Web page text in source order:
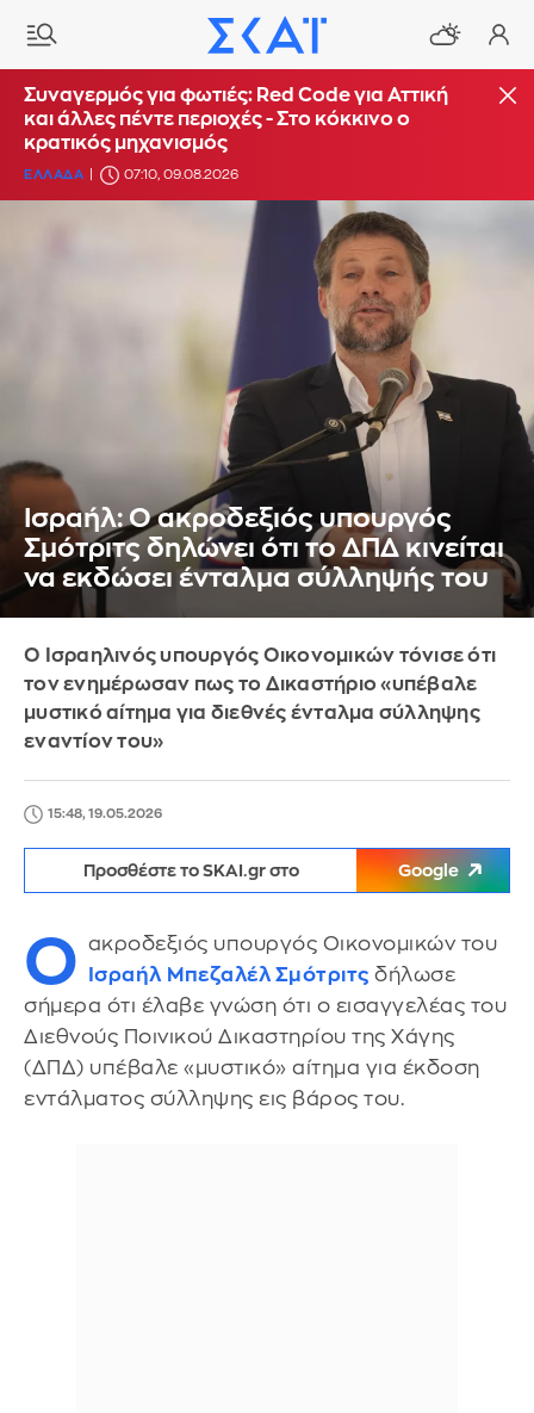
Συναγερμός για φωτιές: Red Code για Αττική
και άλλες πέντε περιοχές - Στο κόκκινο ο
κρατικός μηχανισμός
ΕΛΛΑΔΑ 07:10, 09.08.2026
Ισραήλ: Ο ακροδεξιός υπουργός
Σμότριτς δηλώνει ότι το ΔΠΔ κινείται
να εκδώσει ένταλμα σύλληψής του
Ο Ισραηλινός υπουργός Οικονομικών τόνισε ότι
τον ενημέρωσαν πως το Δικαστήριο «υπέβαλε
μυστικό αίτημα για διεθνές ένταλμα σύλληψης
εναντίον του»
15:48, 19.05.2026
Προσθέστε το SKAI.gr στο Google
Ο ακροδεξιός υπουργός Οικονομικών του
Ισραήλ Μπεζαλέλ Σμότριτς δήλωσε
σήμερα ότι έλαβε γνώση ότι ο εισαγγελέας του
Διεθνούς Ποινικού Δικαστηρίου της Χάγης
(ΔΠΔ) υπέβαλε «μυστικό» αίτημα για έκδοση
εντάλματος σύλληψης εις βάρος του.